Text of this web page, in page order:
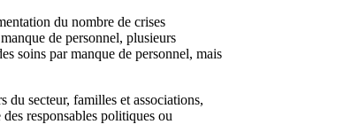
du nombre de crises
de personnel, plusieurs
soins par manque de personnel, mais
du secteur, familles et associations,
responsables politiques ou